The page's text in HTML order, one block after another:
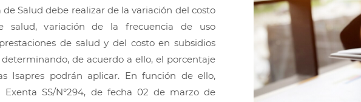
Salud debe realizar de la variación del costo
salud, variación de la frecuencia de uso
de salud y del costo en subsidios
de acuerdo a ello, el porcentaje
Isapres podrán aplicar. En función de ello,
Exenta SS/N°294, de fecha 02 de marzo de